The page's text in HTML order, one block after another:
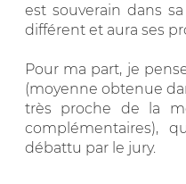
est souverain dans
différent et aura ses
Pour ma part, je
(moyenne obtenue
très proche de la
complémentaires),
débattu par le jury.